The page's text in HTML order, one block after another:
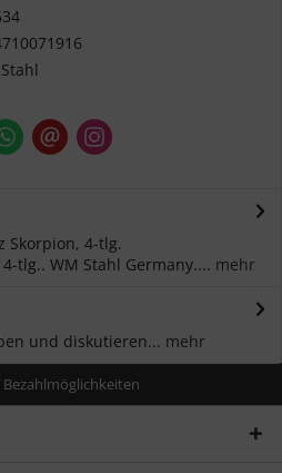
Skorpion, 4-tlg.
tlg.. WM Stahl Germany.... mehr
und diskutieren... mehr
Bezahlmöglichkeiten